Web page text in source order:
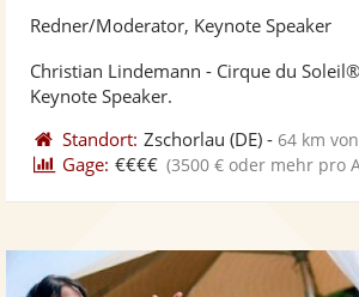
Redner/Moderator, Keynote Speaker
Christian Lindemann - Cirque du
Keynote Speaker.
Standort: Zschorlau (DE) -64 km
Gage: €€€€ (3500 € oder mehr pro